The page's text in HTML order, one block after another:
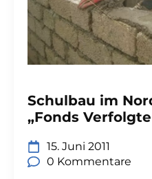
Schulbau im
„Fonds
15. Juni 2011
0 Kommentare